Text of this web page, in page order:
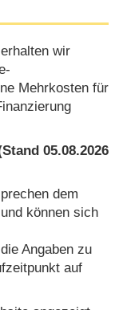
wir
Mehrkosten für
05.08.2026
dem
können sich
Angaben zu
auf